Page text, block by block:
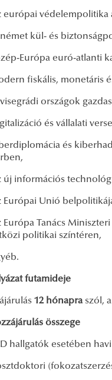
európai védelempolitika
kül- és
Európa euró-atlanti
fiskális, monetáris
országok
és vállalati
és
új információs
Európai Unió
Európa Tanács
politikai színtéren,
futamideje
12 hónapraszól,
összege
hallgatók esetében